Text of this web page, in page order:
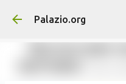
Saltatu eta
Palazio.org